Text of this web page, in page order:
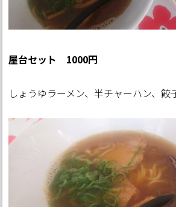
屋台セット 1000円
しょうゆラーメン、半チャーハン、餃